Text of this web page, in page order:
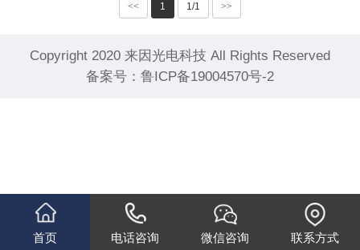
<< 1 1/1 >>
Copyright 2020 来因光电科技 All Rights Reserved
备案号： 鲁ICP备19004570号-2
首页 电话咨询 微信咨询 联系方式